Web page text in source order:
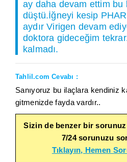
ay daha devam ettim bu
düştü.İğneyi kesip
aydır Virigen devam
doktora gideceğim
kalmadı.
Tahlil.com Cevabı :
Sanıyoruz bu ilaçlara kendiniz
gitmenizde fayda vardır..
Sizin de benzer bir sorunuz
7/24 sorunuzu
Tıklayın, Hemen